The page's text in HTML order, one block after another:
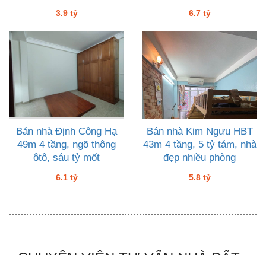
3.9 tỷ 6.7 tỷ
Bán nhà Định Công Hạ
49m 4 tầng, ngõ thông
ôtô, sáu tỷ mốt
6.1 tỷ
Bán nhà Kim Ngưu HBT
43m 4 tầng, 5 tỷ tám, nhà
đẹp nhiều phòng
5.8 tỷ